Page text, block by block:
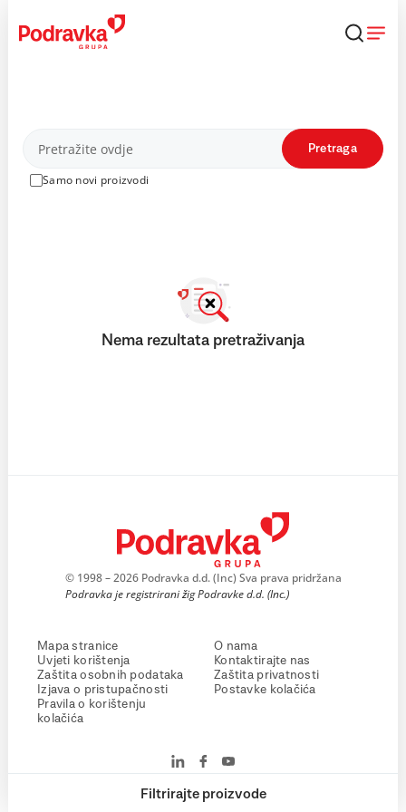
content
Proizvodi
Samo novi proizvodi
Pretraga
Filtrirajte proizvode
Nema rezultata pretraživanja
© 1998 – 2026 Podravka d.d. (Inc) Sva prava pridržana
Podravka je registrirani žig Podravke d.d. (Inc.)
Mapa stranice
Uvjeti korištenja
Zaštita osobnih podataka
Izjava o pristupačnosti
Pravila o korištenju
kolačića
O nama
Kontaktirajte nas
Zaštita privatnosti
Postavke kolačića